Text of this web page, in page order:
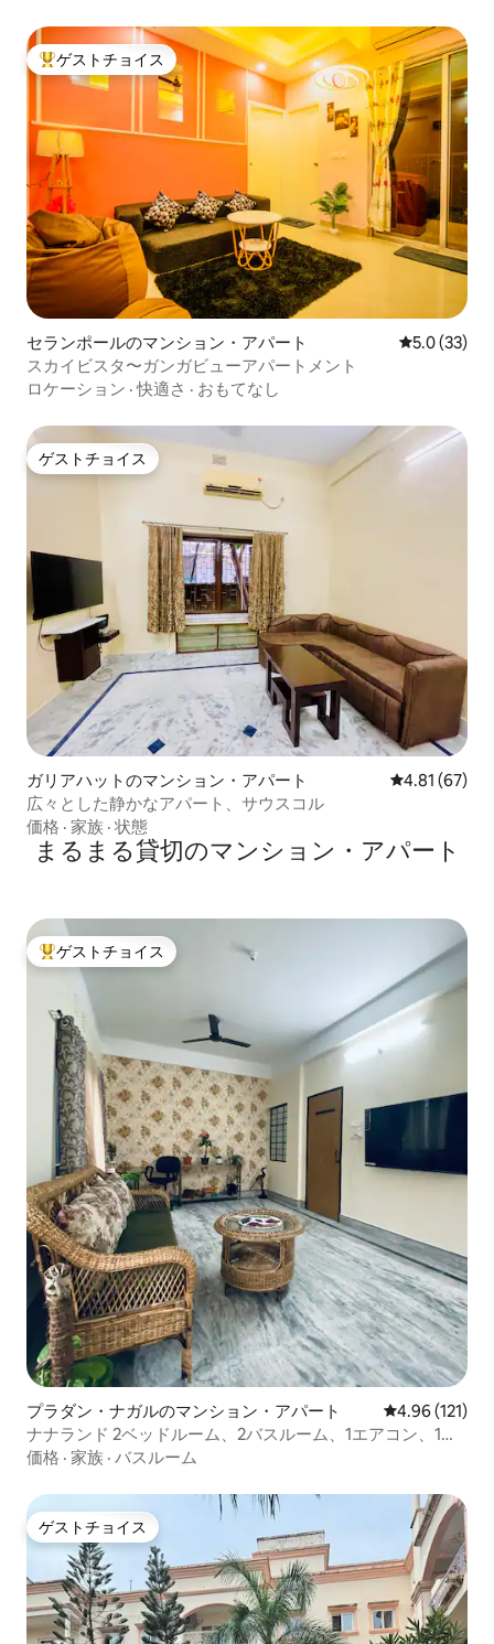
大好評のゲストチョイスです。
ゲストチョイス
セランポールのマンション・アパート レビュー33
5.0 (33)
スカイビスタ〜ガンガビューアパートメント
ロケーション ·快適さ · おもてなし
ゲストチョイス
ゲストチョイス
ガリアハットのマンション・アパート レビュー67
4.81 (67)
広々とした静かなアパート、サウスコル
価格 · 家族 · 状態
まるまる貸切のマンション・アパート
大好評のゲストチョイスです。
ゲストチョイス
プラダン・ナガルのマンション・アパート レビュー121
4.96 (121)
ナナランド 2ベッドルーム、2バスルーム、1エアコン、1
階、ジャンクションの近く／駐車場
価格 · 家族 · バスルーム
ゲストチョイス
ゲストチョイス